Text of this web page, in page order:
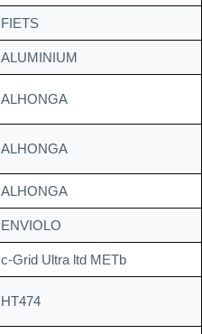
FIETS
ALUMINIUM
ALHONGA
ALHONGA
ALHONGA
ENVIOLO
c-Grid Ultra ltd METb
HT474